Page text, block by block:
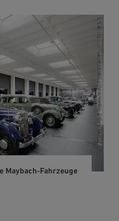
Maybach-Fahrzeuge